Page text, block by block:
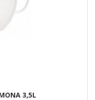
3,5L